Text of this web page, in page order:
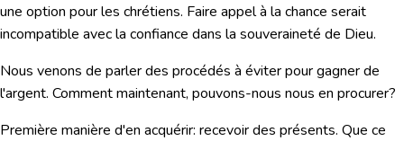
une option pour les chrétiens. Faire appel à la chance serait
incompatible avec la confiance dans la souveraineté de Dieu.
Nous venons de parler des procédés à éviter pour gagner de
l'argent. Comment maintenant, pouvons-nous nous en procurer?
Première manière d'en acquérir: recevoir des présents. Que ce